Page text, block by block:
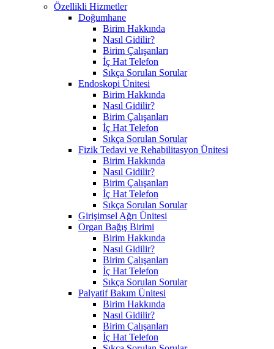
Özellikli Hizmetler
Doğumhane
Birim Hakkında
Nasıl Gidilir?
Birim Çalışanları
İç Hat Telefon
Sıkça Sorulan Sorular
Endoskopi Ünitesi
Birim Hakkında
Nasıl Gidilir?
Birim Çalışanları
İç Hat Telefon
Sıkça Sorulan Sorular
Fizik Tedavi ve Rehabilitasyon Ünitesi
Birim Hakkında
Nasıl Gidilir?
Birim Çalışanları
İç Hat Telefon
Sıkça Sorulan Sorular
Girişimsel Ağrı Ünitesi
Organ Bağış Birimi
Birim Hakkında
Nasıl Gidilir?
Birim Çalışanları
İç Hat Telefon
Sıkça Sorulan Sorular
Palyatif Bakım Ünitesi
Birim Hakkında
Nasıl Gidilir?
Birim Çalışanları
İç Hat Telefon